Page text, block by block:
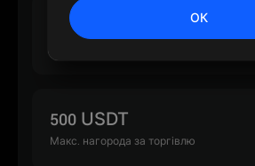
500 USDT
500 USDT
Макс. нагорода за торгівлю
ОК